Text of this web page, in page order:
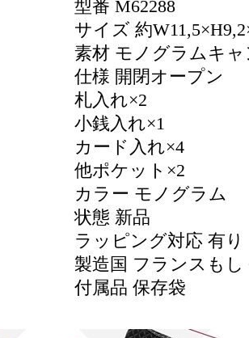
型番 M62288
サイズ 約
素材 モノグラムキ
仕様 開閉オープン
札入れ×2
小銭入れ×1
カード入れ×4
他ポケット×2
カラー モノグラム
状態 新品
ラッピング対応 有り
製造国 フランスも
付属品 保存袋